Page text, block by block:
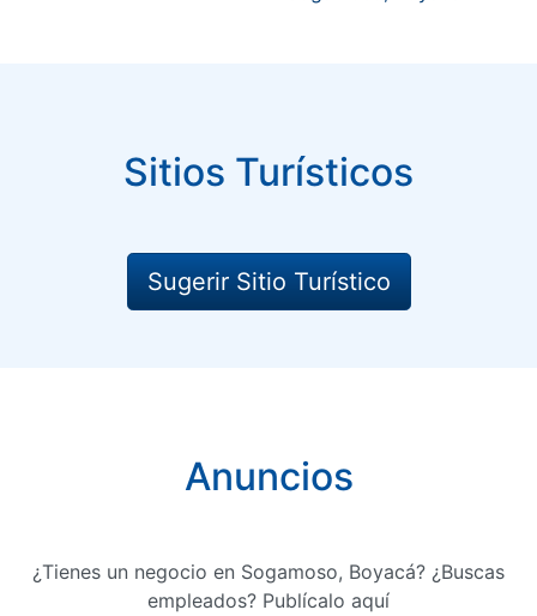
Sitios Turísticos
Sugerir Sitio Turístico
Anuncios
¿Tienes un negocio en Sogamoso, Boyacá? ¿Buscas
empleados? Publícalo aquí